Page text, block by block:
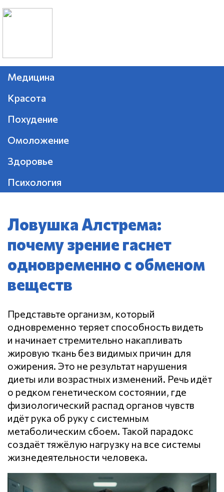
Медицина
Красота
Похудение
Омоложение
Здоровье
Психология
Ловушка Алстрема:
почему зрение гаснет
одновременно с обменом
веществ
Представьте организм, который
одновременно теряет способность видеть
и начинает стремительно накапливать
жировую ткань без видимых причин для
ожирения. Это не результат нарушения
диеты или возрастных изменений. Речь идёт
о редком генетическом состоянии, где
физиологический распад органов чувств
идёт рука об руку с системным
метаболическим сбоем. Такой парадокс
создаёт тяжёлую нагрузку на все системы
жизнедеятельности человека.